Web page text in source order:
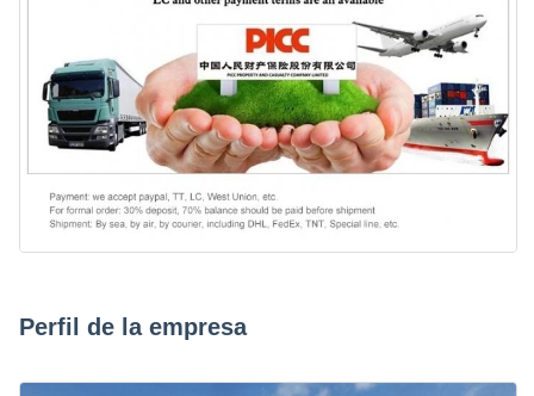
Perfil de la empresa